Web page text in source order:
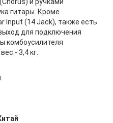
гитары. Кроме
Input (14 Jack), также есть
для подключения
комбоусилителя
- 3,4 кг.